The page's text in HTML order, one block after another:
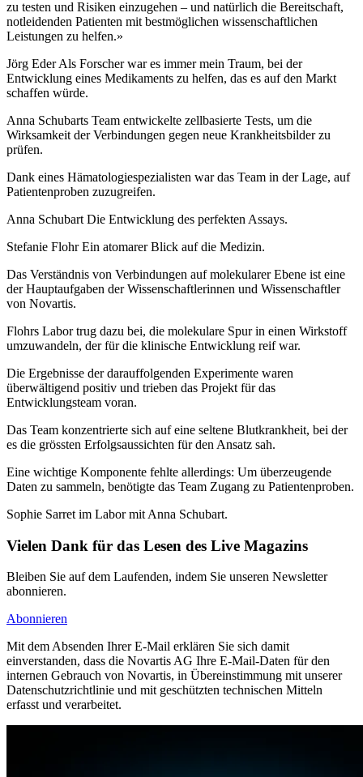
zu testen und Risiken einzugehen – und natürlich die Bereitschaft,
notleidenden Patienten mit bestmöglichen wissenschaftlichen
Leistungen zu helfen.»
Jörg Eder Als Forscher war es immer mein Traum, bei der
Entwicklung eines Medikaments zu helfen, das es auf den Markt
schaffen würde.
Anna Schubarts Team entwickelte zellbasierte Tests, um die
Wirksamkeit der Verbindungen gegen neue Krankheitsbilder zu
prüfen.
Dank eines Hämatologiespezialisten war das Team in der Lage, auf
Patientenproben zuzugreifen.
Anna Schubart Die Entwicklung des perfekten Assays.
Stefanie Flohr Ein atomarer Blick auf die Medizin.
Das Verständnis von Verbindungen auf molekularer Ebene ist eine
der Hauptaufgaben der Wissenschaftlerinnen und Wissenschaftler
von Novartis.
Flohrs Labor trug dazu bei, die molekulare Spur in einen Wirkstoff
umzuwandeln, der für die klinische Entwicklung reif war.
Die Ergebnisse der darauffolgenden Experimente waren
überwältigend positiv und trieben das Projekt für das
Entwicklungsteam voran.
Das Team konzentrierte sich auf eine seltene Blutkrankheit, bei der
es die grössten Erfolgsaussichten für den Ansatz sah.
Eine wichtige Komponente fehlte allerdings: Um überzeugende
Daten zu sammeln, benötigte das Team Zugang zu Patientenproben.
Sophie Sarret im Labor mit Anna Schubart.
Vielen Dank für das Lesen des Live Magazins
Bleiben Sie auf dem Laufenden, indem Sie unseren Newsletter
abonnieren.
Abonnieren
Mit dem Absenden Ihrer E-Mail erklären Sie sich damit
einverstanden, dass die Novartis AG Ihre E-Mail-Daten für den
internen Gebrauch von Novartis, in Übereinstimmung mit unserer
Datenschutzrichtlinie und mit geschützten technischen Mitteln
erfasst und verarbeitet.